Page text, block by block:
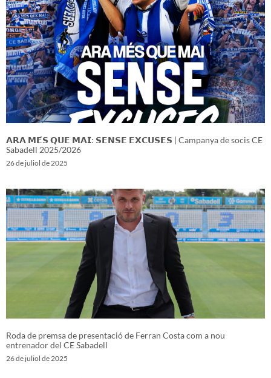
𝗔𝗥𝗔 𝗠𝗘́𝗦 𝗤𝗨𝗘 𝗠𝗔𝗜: 𝗦𝗘𝗡𝗦𝗘 𝗘𝗫𝗖𝗨𝗦𝗘𝗦 | Campanya de socis CE
Sabadell 2025/2026
26 de juliol de 2025
Roda de premsa de presentació de Ferran Costa com a nou
entrenador del CE Sabadell
26 de juliol de 2025